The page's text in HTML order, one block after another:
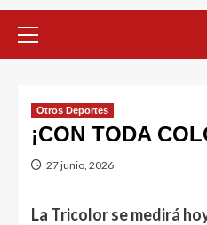
Otros Deportes
¡CON TODA
27 junio, 2026
La Tricolor se medirá